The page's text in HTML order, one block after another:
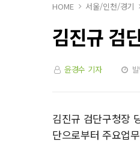
HOME 서울/인천/경기
김진규 검
윤경수 기자
김진규 검단구청장
단으로부터 주요업